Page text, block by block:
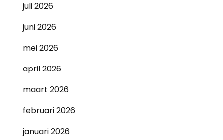
juli 2026
juni 2026
mei 2026
april 2026
maart 2026
februari 2026
januari 2026